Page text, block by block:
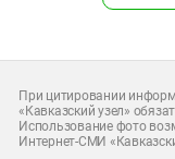
При цитировании
«Кавказский узел»
Использование фото
Интернет-СМИ